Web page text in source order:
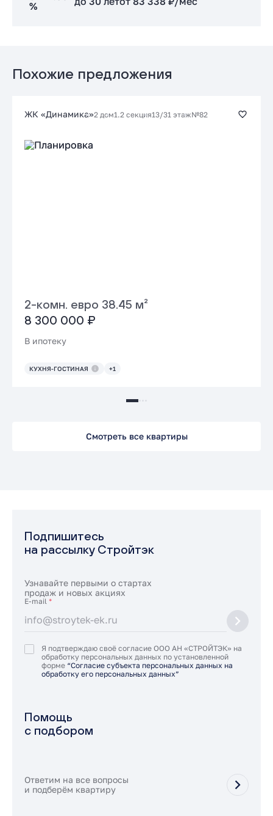
%
Похожие предложения
ЖК «Динамика»2 дом1.2 секция13/31 этаж№82
2-комн. евро 38.45 м²
8 300 000 ₽
В ипотеку
КУХНЯ-ГОСТИНАЯ +1
Смотреть все квартиры
Подпишитесь
на рассылку Стройтэк
Узнавайте первыми о стартах
продаж и новых акциях
E-mail *
Я подтверждаю своё согласие ООО АН «СТРОЙТЭК» на
обработку персональных данных по установленной
форме “Согласие субъекта персональных данных на
обработку его персональных данных”
Помощь
с подбором
Ответим на все вопросы
и подберём квартиру